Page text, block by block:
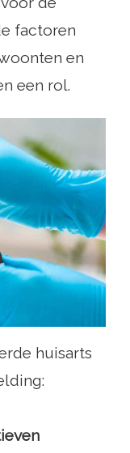
factoren
en
een rol.
huisarts